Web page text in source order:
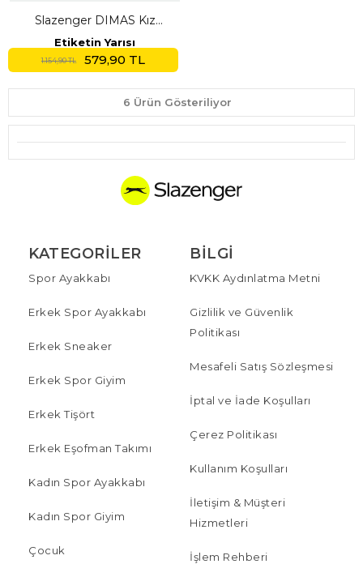
Slazenger DIMAS Kız
Çocuk Siyah Tayt Takım
Etiketin Yarısı
1.154,90 TL 579,90 TL
6 Ürün Gösteriliyor
KATEGORILER
Spor Ayakkabı
Erkek Spor Ayakkabı
Erkek Sneaker
Erkek Spor Giyim
Erkek Tişört
Erkek Eşofman Takımı
Kadın Spor Ayakkabı
Kadın Spor Giyim
Çocuk
BILGI
KVKK Aydınlatma Metni
Gizlilik ve Güvenlik
Politikası
Mesafeli Satış Sözleşmesi
İptal ve İade Koşulları
Çerez Politikası
Kullanım Koşulları
İletişim & Müşteri
Hizmetleri
İşlem Rehberi